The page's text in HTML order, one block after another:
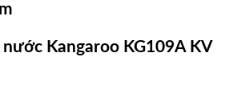
Kangaroo KG109A KV